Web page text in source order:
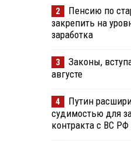
2
Пенсию по
закрепить на
заработка
3
Законы,
августе
4
Путин
судимостью для
контракта с ВС РФ